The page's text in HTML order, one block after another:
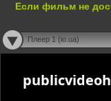
Если фильм не
Плеер 1 (io.ua)